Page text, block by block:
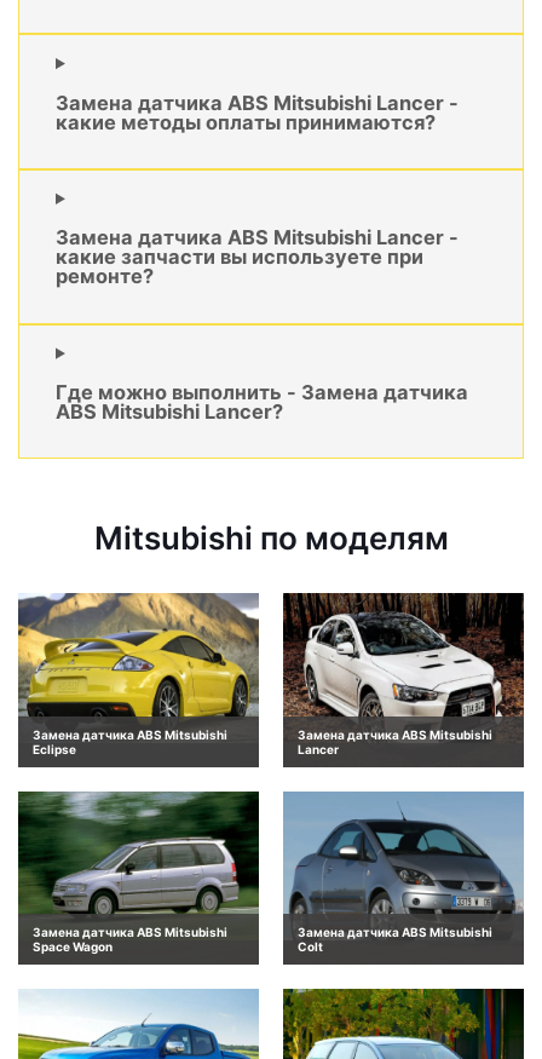
Замена датчика ABS Mitsubishi Lancer -
какие методы оплаты принимаются?
Замена датчика ABS Mitsubishi Lancer -
какие запчасти вы используете при
ремонте?
Где можно выполнить - Замена датчика
ABS Mitsubishi Lancer?
Mitsubishi по моделям
Замена датчика ABS Mitsubishi
Eclipse
Замена датчика ABS Mitsubishi
Lancer
Замена датчика ABS Mitsubishi
Space Wagon
Замена датчика ABS Mitsubishi
Colt